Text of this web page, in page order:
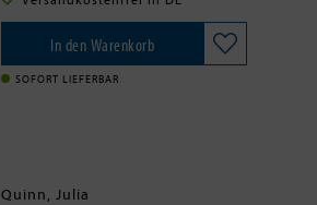
Bruder David, der Earl of
Renminster, nun lautere Absichten
verfolgt? Man möchte es der jungen
Dame wünschen.
Lady Mathilda Howard schien beim
letzten Ball von Peter Thompson
durchaus angetan zu sein. Doch aus
welchen Gründen er ihr den Hof
macht, bleibt abzuwarten. Der
Ihre Lady Whistledown, die wie
immer verspricht, über die neusten
In den Warenkorb
SOFORT LIEFERBAR
Quinn, Julia